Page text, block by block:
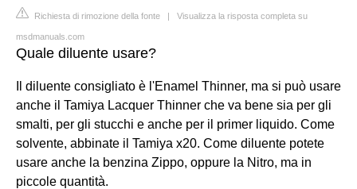
Richiesta di rimozione della fonte | Visualizza la risposta completa su
msdmanuals.com
Quale diluente usare?
Il diluente consigliato è l'Enamel Thinner, ma si può usare
anche il Tamiya Lacquer Thinner che va bene sia per gli
smalti, per gli stucchi e anche per il primer liquido. Come
solvente, abbinate il Tamiya x20. Come diluente potete
usare anche la benzina Zippo, oppure la Nitro, ma in
piccole quantità.